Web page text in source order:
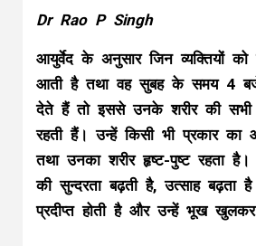
Dr Rao P Singh
आयुर्वेद के अनुसार जिन व्यक्तियों को
आती है तथा वह सुबह के समय 4 बजे
देते हैं तो इससे उनके शरीर की सभी
रहती हैं। उन्हें किसी भी प्रकार का
तथा उनका शरीर हृष्ट-पुष्ट रहता
की सुन्दरता बढ़ती है, उत्साह बढ़ता
प्रदीप्त होती है और उन्हें भूख